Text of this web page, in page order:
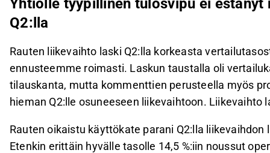
Yhtiölle tyypillinen tulosvipu ei
Q2:lla
Rauten liikevaihto laski Q2:lla korkeasta
ennusteemme roimasti. Laskun taustalla oli
tilauskanta, mutta kommenttien perusteella myös
hieman Q2:lle osuneeseen liikevaihtoon. Liikevaihto
Rauten oikaistu käyttökate parani Q2:lla liikevaihdon
Etenkin erittäin hyvälle tasolle 14,5 %:iin noussut